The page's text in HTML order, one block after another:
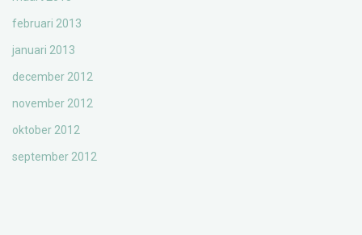
februari 2013
januari 2013
december 2012
november 2012
oktober 2012
september 2012